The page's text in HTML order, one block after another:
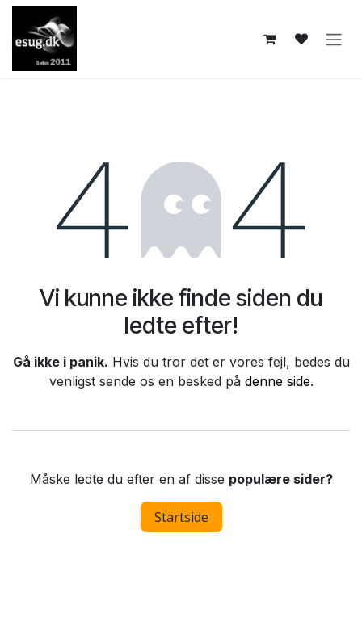
Skip to Content
Fejl 404
Vi kunne ikke finde siden du
ledte efter!
Gå ikke i panik. Hvis du tror det er vores fejl, bedes du
venligst sende os en besked på denne side.
Måske ledte du efter en af disse populære sider?
Startside